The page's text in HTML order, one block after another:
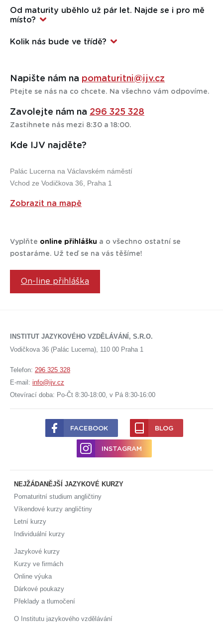
doložíte maturitní vysvědčení.
Od maturity uběhlo už pár let. Najde se i pro mě
místo?
musíte mít chuť a čas se studiu věnovat.
Kolik nás bude ve třídě?
Napište nám na pomaturitni@ijv.cz
Ptejte se nás na co chcete. Na všechno vám odpovíme.
Zavolejte nám na 296 325 328
Zastihnete nás mezi 8:30 a 18:00.
Kde IJV najděte?
Palác Lucerna na Václavském náměstí
Vchod ze Vodičkova 36, Praha 1
Zobrazit na mapě
Vyplňte online přihlášku a o všechno ostatní se
postaráme. Už teď se na vás těšíme!
On-line přihláška
INSTITUT JAZYKOVÉHO VZDĚLÁVÁNÍ, S.R.O.
Vodičkova 36 (Palác Lucerna), 110 00 Praha 1
Telefon: 296 325 328
E-mail: info@ijv.cz
Otevírací doba: Po-Čt 8:30-18:00, v Pá 8:30-16:00
NEJŽÁDANĚJŠÍ JAZYKOVÉ KURZY
Pomaturitní studium angličtiny
Víkendové kurzy angličtiny
Letní kurzy
Individuální kurzy
Jazykové kurzy
Kurzy ve firmách
Online výuka
Dárkové poukazy
Překlady a tlumočení
O Institutu jazykového vzdělávání
FACEBOOK BLOG
INSTAGRAM